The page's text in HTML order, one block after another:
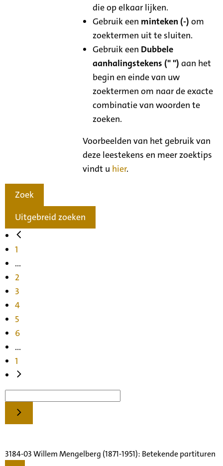
die op elkaar lijken.
Gebruik een minteken (-) om
zoektermen uit te sluiten.
Gebruik een Dubbele
aanhalingstekens (" ") aan het
begin en einde van uw
zoektermen om naar de exacte
combinatie van woorden te
zoeken.
Voorbeelden van het gebruik van
deze leestekens en meer zoektips
vindt u hier.
Zoek
Uitgebreid zoeken
1
...
2
3
4
5
6
...
1
3184-03 Willem Mengelberg (1871-1951): Betekende partituren